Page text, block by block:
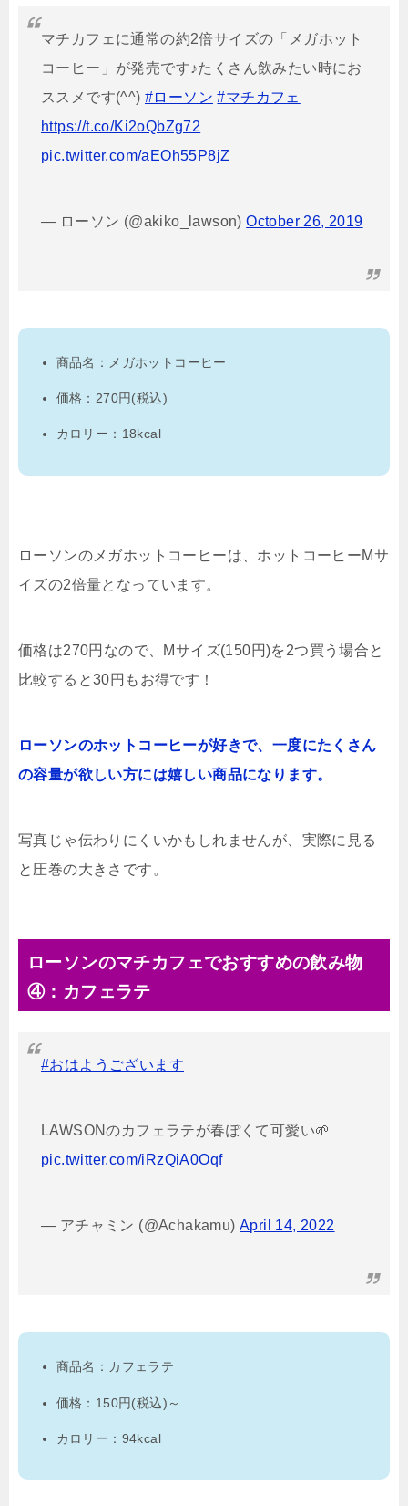
マチカフェに通常の約2倍サイズの「メガホット
コーヒー」が発売です♪たくさん飲みたい時にお
ススメです(^^) #ローソン #マチカフェ
https://t.co/Ki2oQbZg72
pic.twitter.com/aEOh55P8jZ
— ローソン (@akiko_lawson)October 26, 2019
商品名：メガホットコーヒー
価格：270円(税込)
カロリー：18kcal
ローソンのメガホットコーヒーは、ホットコーヒーMサ
イズの2倍量となっています。
価格は270円なので、Mサイズ(150円)を2つ買う場合と
比較すると30円もお得です！
ローソンのホットコーヒーが好きで、一度にたくさん
の容量が欲しい方には嬉しい商品になります。
写真じゃ伝わりにくいかもしれませんが、実際に見る
と圧巻の大きさです。
ローソンのマチカフェでおすすめの飲み物
④：カフェラテ
#おはようございます
LAWSONのカフェラテが春ぽくて可愛い🌱
pic.twitter.com/iRzQiA0Oqf
— アチャミン (@Achakamu)April 14, 2022
商品名：カフェラテ
価格：150円(税込)～
カロリー：94kcal